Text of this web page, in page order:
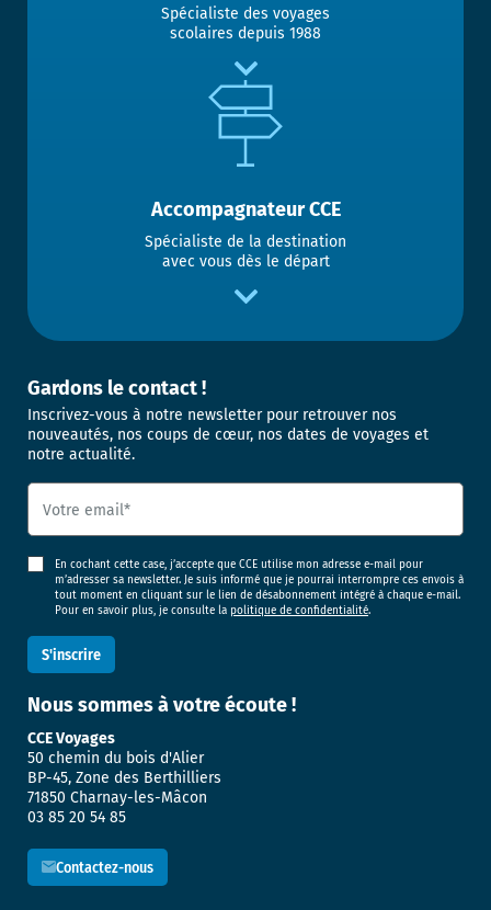
Spécialiste des voyages
scolaires depuis 1988
Accompagnateur CCE
Spécialiste de la destination
avec vous dès le départ
Gardons le contact !
Inscrivez-vous à notre newsletter pour retrouver nos
nouveautés, nos coups de cœur, nos dates de voyages et
notre actualité.
En cochant cette case, j’accepte que CCE utilise mon adresse e-mail pour
m’adresser sa newsletter. Je suis informé que je pourrai interrompre ces envois à
tout moment en cliquant sur le lien de désabonnement intégré à chaque e-mail.
Pour en savoir plus, je consulte la politique de confidentialité.
Nous sommesà votre écoute !
CCE Voyages
50 chemin du bois d'Alier
BP-45, Zone des Berthilliers
71850 Charnay-les-Mâcon
03 85 20 54 85
Contactez-nous